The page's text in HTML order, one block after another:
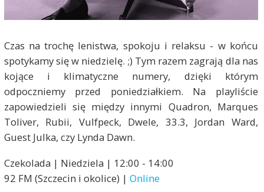
Czas na trochę lenistwa, spokoju i relaksu - w końcu
spotykamy się w niedzielę. ;) Tym razem zagrają dla nas
kojące i klimatyczne numery, dzięki którym
odpoczniemy przed poniedziałkiem. Na playliście
zapowiedzieli się między innymi Quadron, Marques
Toliver, Rubii, Vulfpeck, Dwele, 33.3, Jordan Ward,
Guest Julka, czy Lynda Dawn.
Czekolada | Niedziela | 12:00 - 14:00
92 FM (Szczecin i okolice) | Online